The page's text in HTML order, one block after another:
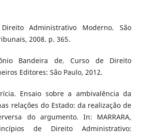
Direito Administrativo Moderno. São
2008. p. 365.
Bandeira de. Curso de Direito
Editores: São Paulo, 2012.
Ensaio sobre a ambivalência da
relações do Estado: da realização de
do argumento. In: MARRARA,
de Direito Administrativo: